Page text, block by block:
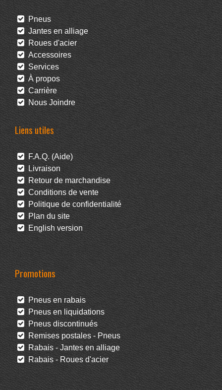
Pneus
Jantes en alliage
Roues d'acier
Accessoires
Services
À propos
Carrière
Nous Joindre
Liens utiles
F.A.Q. (Aide)
Livraison
Retour de marchandise
Conditions de vente
Politique de confidentialité
Plan du site
English version
Promotions
Pneus en rabais
Pneus en liquidations
Pneus discontinués
Remises postales - Pneus
Rabais - Jantes en alliage
Rabais - Roues d'acier